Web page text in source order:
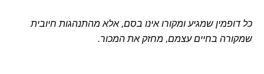
כל דופמין שמגיע ומקורו אינו בסם, אלא מהתנהגות חיובית
שמקורה בחיים עצמם, מחזק את המכור.